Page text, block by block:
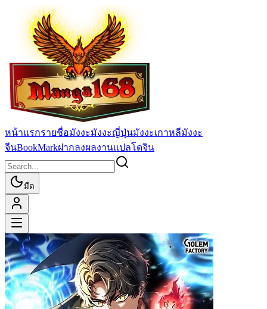
หน้าแรกรายชื่อมังงะมังงะญี่ปุ่นมังงะเกาหลีมังงะ
จีนBookMarkฝากลงผลงานแปลโดจิน
มืด